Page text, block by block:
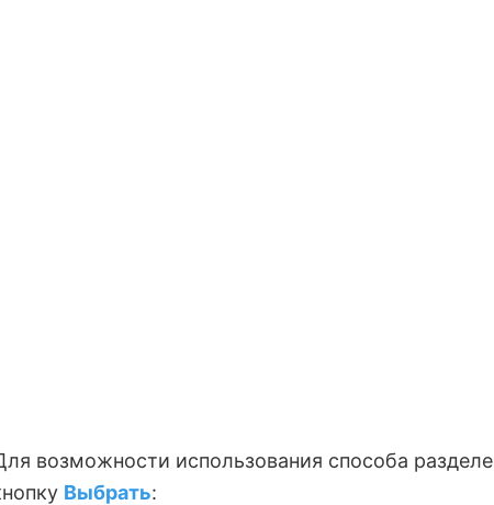
возможности использования способа
Выбрать: